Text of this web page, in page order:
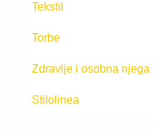
Tekstil
Torbe
Zdravlje i osobna njega
Stilolinea